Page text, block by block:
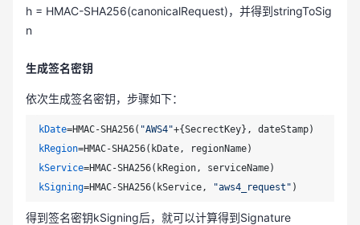
h = HMAC-SHA256(canonicalRequest)，并得到stringToSig
n
生成签名密钥
依次生成签名密钥，步骤如下：
kDate=HMAC-SHA256( "AWS4"
kRegion
kService
kSigning=HMAC-SHA256(kService, "aws4_request"
得到签名密钥kSigning后，就可以计算得到Signature